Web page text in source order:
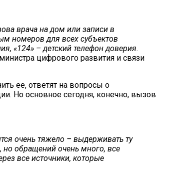
врача на дом или записи в
номеров для всех субъектов
«124» – детский телефон доверия.
цифрового развития и связи
ее, ответят на вопросы о
Но основное сегодня, конечно, вызов
очень тяжело – выдерживать ту
но обращений очень много, все
все источники, которые